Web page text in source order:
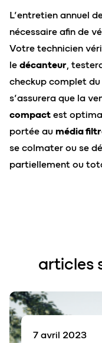
L’entretien annuel
nécessaire afin de
Votre technicien
le décanteur,
checkup complet
s’assurera que la
compact est
portée au média
se colmater ou se
partiellement ou
articles
7 avril 2023